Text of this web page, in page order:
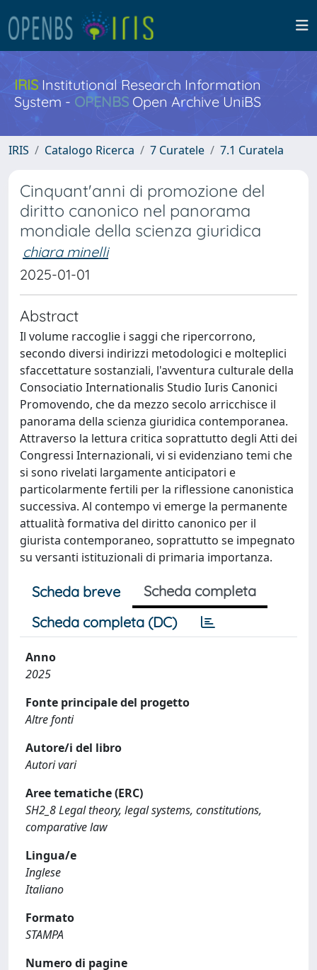
IRISInstitutional Research Information
System - OPENBS Open Archive UniBS
IRIS Catalogo Ricerca 7 Curatele 7.1 Curatela
Cinquant'anni di promozione del
diritto canonico nel panorama
mondiale della scienza giuridica
chiara minelli
2025-01-01
Abstract
Il volume raccoglie i saggi che ripercorrono,
secondo diversi indirizzi metodologici e molteplici
sfaccettature sostanziali, l'avventura culturale della
Consociatio Internationalis Studio Iuris Canonici
Promovendo, che da mezzo secolo arricchisce il
panorama della scienza giuridica contemporanea.
Attraverso la lettura critica soprattutto degli Atti dei
Congressi Internazionali, vi si evidenziano temi che
si sono rivelati largamente anticipatori e
particolarmente fertili per la riflessione canonistica
successiva. Al contempo vi emerge la permanente
attualità formativa del diritto canonico per il
giurista contemporaneo, soprattutto se impegnato
su versanti istituzionali di primaria importanza.
Scheda breve
Scheda completa
Scheda completa (DC)
Anno
2025
Fonte principale del progetto
Altre fonti
Autore/i del libro
Autori vari
Aree tematiche (ERC)
SH2_8 Legal theory, legal systems, constitutions,
comparative law
Lingua/e
Inglese
Italiano
Formato
STAMPA
Numero di pagine